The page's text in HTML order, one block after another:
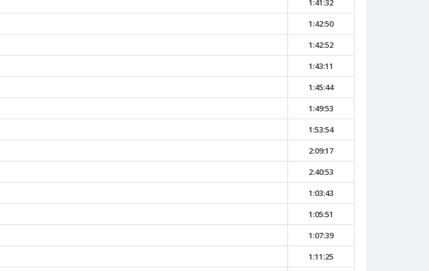
1:41:32
1:42:50
1:42:52
1:43:11
1:45:44
1:49:53
1:53:54
2:09:17
2:40:53
1:03:43
1:05:51
1:07:39
1:11:25